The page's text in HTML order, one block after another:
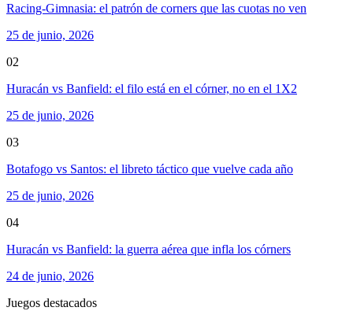
Racing-Gimnasia: el patrón de corners que las cuotas no ven
25 de junio, 2026
02
Huracán vs Banfield: el filo está en el córner, no en el 1X2
25 de junio, 2026
03
Botafogo vs Santos: el libreto táctico que vuelve cada año
25 de junio, 2026
04
Huracán vs Banfield: la guerra aérea que infla los córners
24 de junio, 2026
Juegos destacados